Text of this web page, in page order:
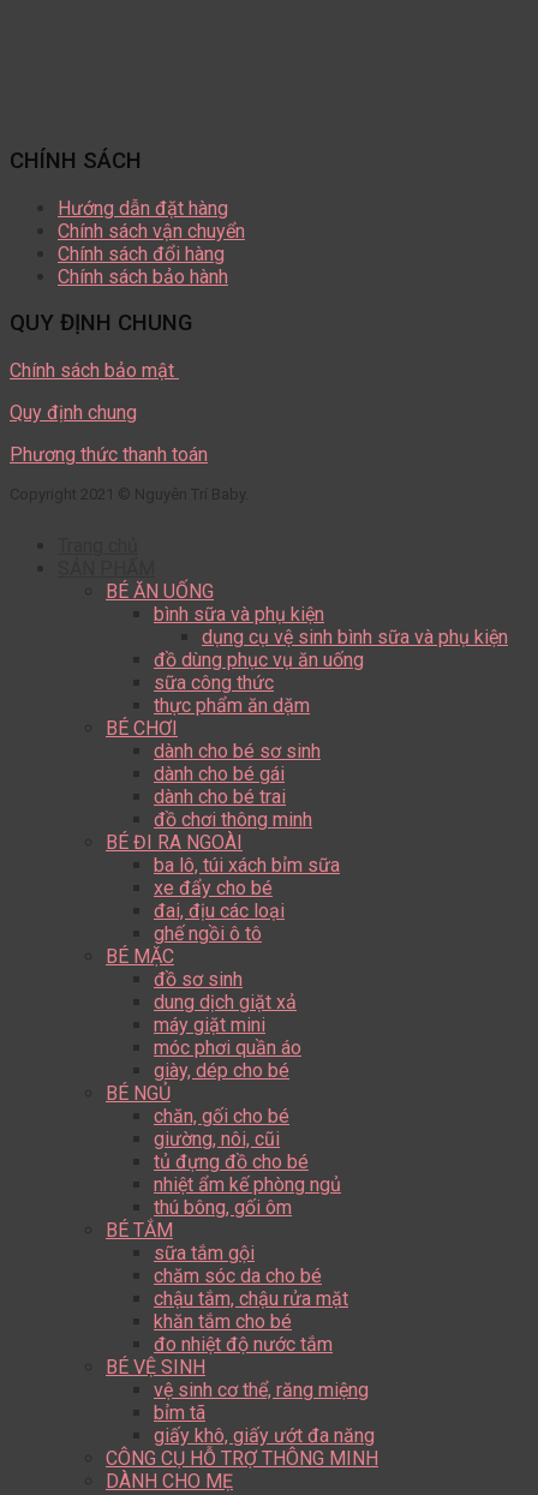
CHÍNH SÁCH
Hướng dẫn đặt hàng
Chính sách vận chuyển
Chính sách đổi hàng
Chính sách bảo hành
QUY ĐỊNH CHUNG
Chính sách bảo mật
Quy định chung
Phương thức thanh toán
Copyright 2021 © Nguyên Trí Baby.
BÉ ĂN UỐNG
bình sữa và phụ kiện
dụng cụ vệ sinh bình sữa và phụ kiện
đồ dùng phục vụ ăn uống
sữa công thức
thực phẩm ăn dặm
BÉ CHƠI
dành cho bé sơ sinh
dành cho bé gái
dành cho bé trai
đồ chơi thông minh
BÉ ĐI RA NGOÀI
ba lô, túi xách bỉm sữa
xe đẩy cho bé
đai, địu các loại
ghế ngồi ô tô
BÉ MẶC
đồ sơ sinh
dung dịch giặt xả
máy giặt mini
móc phơi quần áo
giày, dép cho bé
BÉ NGỦ
chăn, gối cho bé
giường, nôi, cũi
tủ đựng đồ cho bé
nhiệt ẩm kế phòng ngủ
thú bông, gối ôm
BÉ TẮM
sữa tắm gội
chăm sóc da cho bé
chậu tắm, chậu rửa mặt
khăn tắm cho bé
đo nhiệt độ nước tắm
BÉ VỆ SINH
vệ sinh cơ thể, răng miệng
bỉm tã
giấy khô, giấy ướt đa năng
CÔNG CỤ HỖ TRỢ THÔNG MINH
DÀNH CHO MẸ